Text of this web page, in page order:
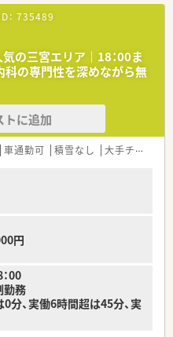
仕事とプライベートの切り替え
ムーズに選考が進みます。
を伝え・与えその連鎖をつなげ広
を企画から開発・製造まえ一貫し
消費者ニーズなどの情報収集に
。
業施設が集結する「神戸医療産業
区に位置し、近隣の医療・研究機関
品を追求していくと共に多種多様
にも対応しております。
代田区にも事業所を構え、日本全
： 735489
の三宮エリア｜18：00ま
の専門性を深めながら無
トに追加
車通勤可 積雪なし 大手チェーン以外
円
00
勤務
分、実働6時間超は45分、実